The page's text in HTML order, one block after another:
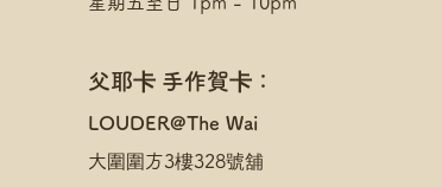
父耶卡 手作賀卡：
​LOUDER@The Wai
大圍圍方3樓328號舖